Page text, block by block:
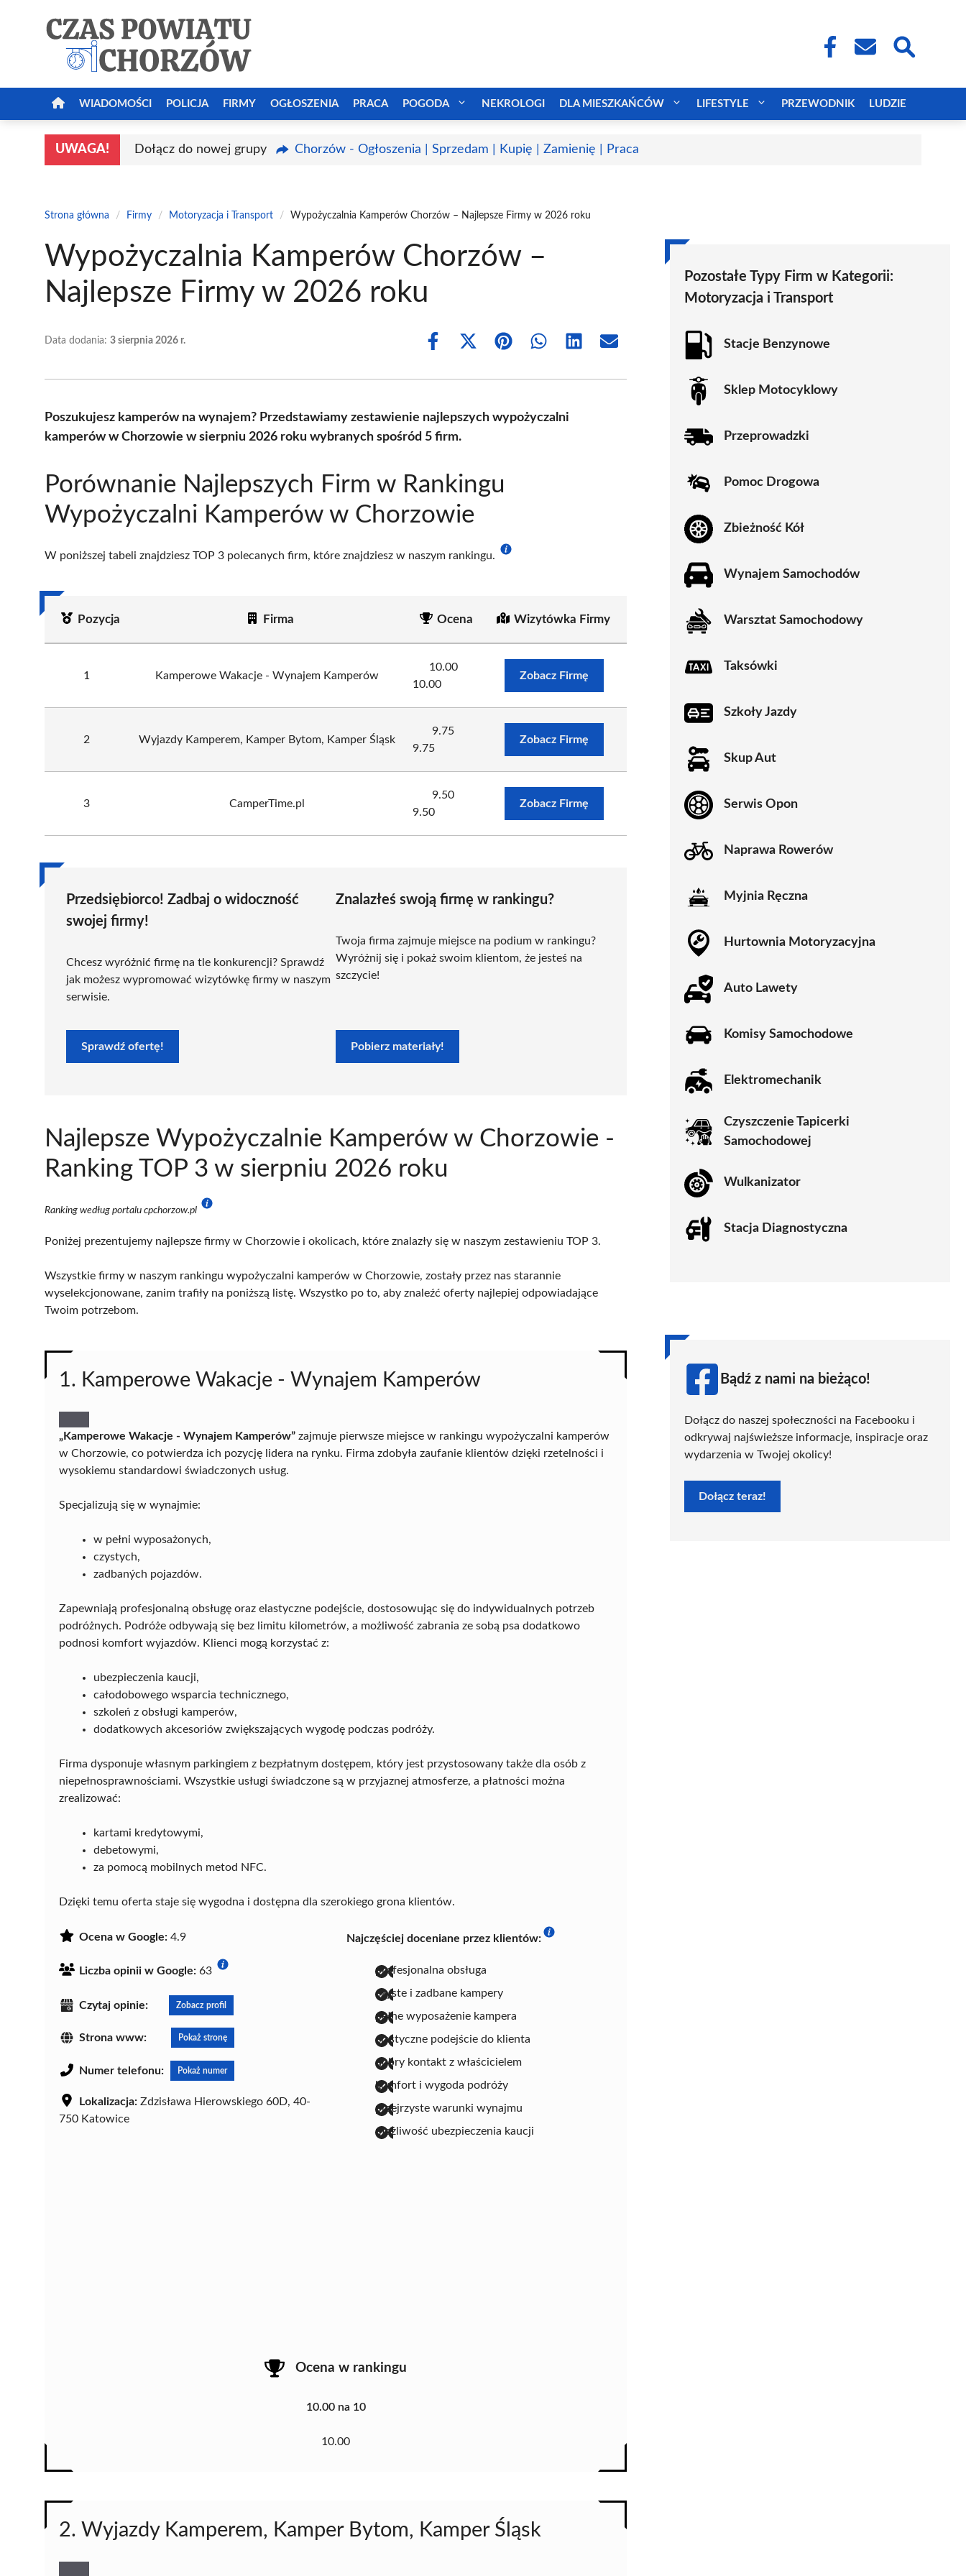
WIADOMOŚCI POLICJA FIRMY OGŁOSZENIA PRACA POGODA NEKROLOGI DLA MIESZKAŃCÓW LIFESTYLE PRZEWODNIK LUDZIE
UWAGA! Dołącz do nowej grupy Chorzów - Ogłoszenia | Sprzedam | Kupię | Zamienię | Praca
Strona główna / Firmy / Motoryzacja i Transport / Wypożyczalnia Kamperów Chorzów – Najlepsze Firmy w 2026 roku
Wypożyczalnia Kamperów Chorzów –
Najlepsze Firmy w 2026 roku
Data dodania: 3 sierpnia 2026 r.
Share
Share
(Twitter)
Share Share Share Share
Poszukujesz kamperów na wynajem? Przedstawiamy zestawienie najlepszych wypożyczalni
kamperów w Chorzowie w sierpniu 2026 roku wybranych spośród 5 firm.
Porównanie Najlepszych Firm w Rankingu
Wypożyczalni Kamperów w Chorzowie
W poniższej tabeli znajdziesz TOP 3 polecanych firm, które znajdziesz w naszym rankingu.
Pozycja Firma Ocena Wizytówka Firmy
1 Kamperowe Wakacje - Wynajem Kamperów
10.00
10.00
Zobacz Firmę
2 Wyjazdy Kamperem, Kamper Bytom, Kamper Śląsk
9.75
9.75
Zobacz Firmę
3 CamperTime.pl
9.50
9.50
Zobacz Firmę
Przedsiębiorco! Zadbaj o widoczność
swojej firmy!
Chcesz wyróżnić firmę na tle konkurencji? Sprawdź
jak możesz wypromować wizytówkę firmy w naszym
serwisie.
Sprawdź ofertę!
Znalazłeś swoją firmę w rankingu?
Twoja firma zajmuje miejsce na podium w rankingu?
Wyróżnij się i pokaż swoim klientom, że jesteś na
szczycie!
Pobierz materiały!
Najlepsze Wypożyczalnie Kamperów w Chorzowie -
Ranking TOP 3 w sierpniu 2026 roku
Ranking według portalu cpchorzow.pl
Poniżej prezentujemy najlepsze firmy w Chorzowie i okolicach, które znalazły się w naszym zestawieniu TOP 3.
Wszystkie firmy w naszym rankingu wypożyczalni kamperów w Chorzowie, zostały przez nas starannie
wyselekcjonowane, zanim trafiły na poniższą listę. Wszystko po to, aby znaleźć oferty najlepiej odpowiadające
Twoim potrzebom.
1. Kamperowe Wakacje - Wynajem Kamperów
„Kamperowe Wakacje - Wynajem Kamperów” zajmuje pierwsze miejsce w rankingu wypożyczalni kamperów
w Chorzowie, co potwierdza ich pozycję lidera na rynku. Firma zdobyła zaufanie klientów dzięki rzetelności i
wysokiemu standardowi świadczonych usług.
Specjalizują się w wynajmie:
w pełni wyposażonych,
czystych,
zadbaných pojazdów.
Zapewniają profesjonalną obsługę oraz elastyczne podejście, dostosowując się do indywidualnych potrzeb
podróżnych. Podróże odbywają się bez limitu kilometrów, a możliwość zabrania ze sobą psa dodatkowo
podnosi komfort wyjazdów. Klienci mogą korzystać z:
ubezpieczenia kaucji,
całodobowego wsparcia technicznego,
szkoleń z obsługi kamperów,
dodatkowych akcesoriów zwiększających wygodę podczas podróży.
Firma dysponuje własnym parkingiem z bezpłatnym dostępem, który jest przystosowany także dla osób z
niepełnosprawnościami. Wszystkie usługi świadczone są w przyjaznej atmosferze, a płatności można
zrealizować:
kartami kredytowymi,
debetowymi,
za pomocą mobilnych metod NFC.
Dzięki temu oferta staje się wygodna i dostępna dla szerokiego grona klientów.
Ocena w Google: 4.9
Liczba opinii w Google: 63
Czytaj opinie: Zobacz profil
Strona www: Pokaż stronę
Numer telefonu: Pokaż numer
Lokalizacja: Zdzisława Hierowskiego 60D, 40-
750 Katowice
Najczęściej doceniane przez klientów:
profesjonalna obsługa
czyste i zadbane kampery
pełne wyposażenie kampera
elastyczne podejście do klienta
dobry kontakt z właścicielem
komfort i wygoda podróży
przejrzyste warunki wynajmu
możliwość ubezpieczenia kaucji
Ocena w rankingu
10.00 na 10
10.00
2. Wyjazdy Kamperem, Kamper Bytom, Kamper Śląsk
Pozostałe Typy Firm w Kategorii:
Motoryzacja i Transport
Stacje Benzynowe
Sklep Motocyklowy
Przeprowadzki
Pomoc Drogowa
Zbieżność Kół
Wynajem Samochodów
Warsztat Samochodowy
Taksówki
Szkoły Jazdy
Skup Aut
Serwis Opon
Naprawa Rowerów
Myjnia Ręczna
Hurtownia Motoryzacyjna
Auto Lawety
Komisy Samochodowe
Elektromechanik
Czyszczenie Tapicerki
Samochodowej
Wulkanizator
Stacja Diagnostyczna
Bądź z nami na bieżąco!
Dołącz do naszej społeczności na Facebooku i
odkrywaj najświeższe informacje, inspiracje oraz
wydarzenia w Twojej okolicy!
Dołącz teraz!